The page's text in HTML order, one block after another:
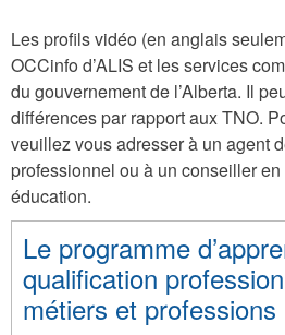
Les profils vidéo (en anglais
OCCinfo d’ALIS et les services
du gouvernement de l’Alberta. Il
différences par rapport aux TNO.
veuillez vous adresser à un agent
professionnel ou à un conseiller
éducation.
Le programme
qualification
métiers et professions